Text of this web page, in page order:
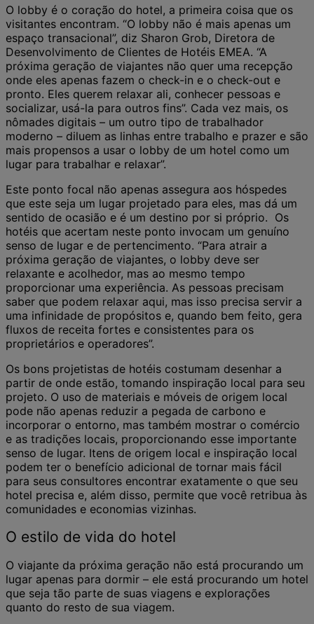
O lobby é o coração do hotel, a primeira coisa que os
visitantes encontram. “O lobby não é mais apenas um
espaço transacional”, diz Sharon Grob, Diretora de
Desenvolvimento de Clientes de Hotéis EMEA. “A
próxima geração de viajantes não quer uma recepção
onde eles apenas fazem o check-in e o check-out e
pronto. Eles querem relaxar ali, conhecer pessoas e
socializar, usá-la para outros fins”. Cada vez mais, os
nômades digitais – um outro tipo de trabalhador
moderno – diluem as linhas entre trabalho e prazer e são
mais propensos a usar o lobby de um hotel como um
lugar para trabalhar e relaxar”.
Este ponto focal não apenas assegura aos hóspedes
que este seja um lugar projetado para eles, mas dá um
sentido de ocasião e é um destino por si próprio. Os
hotéis que acertam neste ponto invocam um genuíno
senso de lugar e de pertencimento. “Para atrair a
próxima geração de viajantes, o lobby deve ser
relaxante e acolhedor, mas ao mesmo tempo
proporcionar uma experiência. As pessoas precisam
saber que podem relaxar aqui, mas isso precisa servir a
uma infinidade de propósitos e, quando bem feito, gera
fluxos de receita fortes e consistentes para os
proprietários e operadores”.
Os bons projetistas de hotéis costumam desenhar a
partir de onde estão, tomando inspiração local para seu
projeto. O uso de materiais e móveis de origem local
pode não apenas reduzir a pegada de carbono e
incorporar o entorno, mas também mostrar o comércio
e as tradições locais, proporcionando esse importante
senso de lugar. Itens de origem local e inspiração local
podem ter o benefício adicional de tornar mais fácil
para seus consultores encontrar exatamente o que seu
hotel precisa e, além disso, permite que você retribua às
comunidades e economias vizinhas.
O estilo de vida do hotel
O viajante da próxima geração não está procurando um
lugar apenas para dormir – ele está procurando um hotel
que seja tão parte de suas viagens e explorações
quanto do resto de sua viagem.